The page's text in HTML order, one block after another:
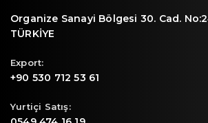
Organize Sanayi Bölgesi 30. Cad.
TÜRKİYE
Export:
+90 530 712 53 61
Yurtiçi Satış: